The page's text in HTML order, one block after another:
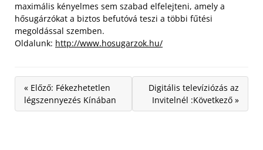
maximális kényelmes sem szabad elfelejteni, amely a
hősugárzókat a biztos befutóvá teszi a többi fűtési
megoldással szemben.
Oldalunk: http://www.hosugarzok.hu/
« Előző: Fékezhetetlen
légszennyezés Kínában
Digitális televíziózás az
Invitelnél :Következő »